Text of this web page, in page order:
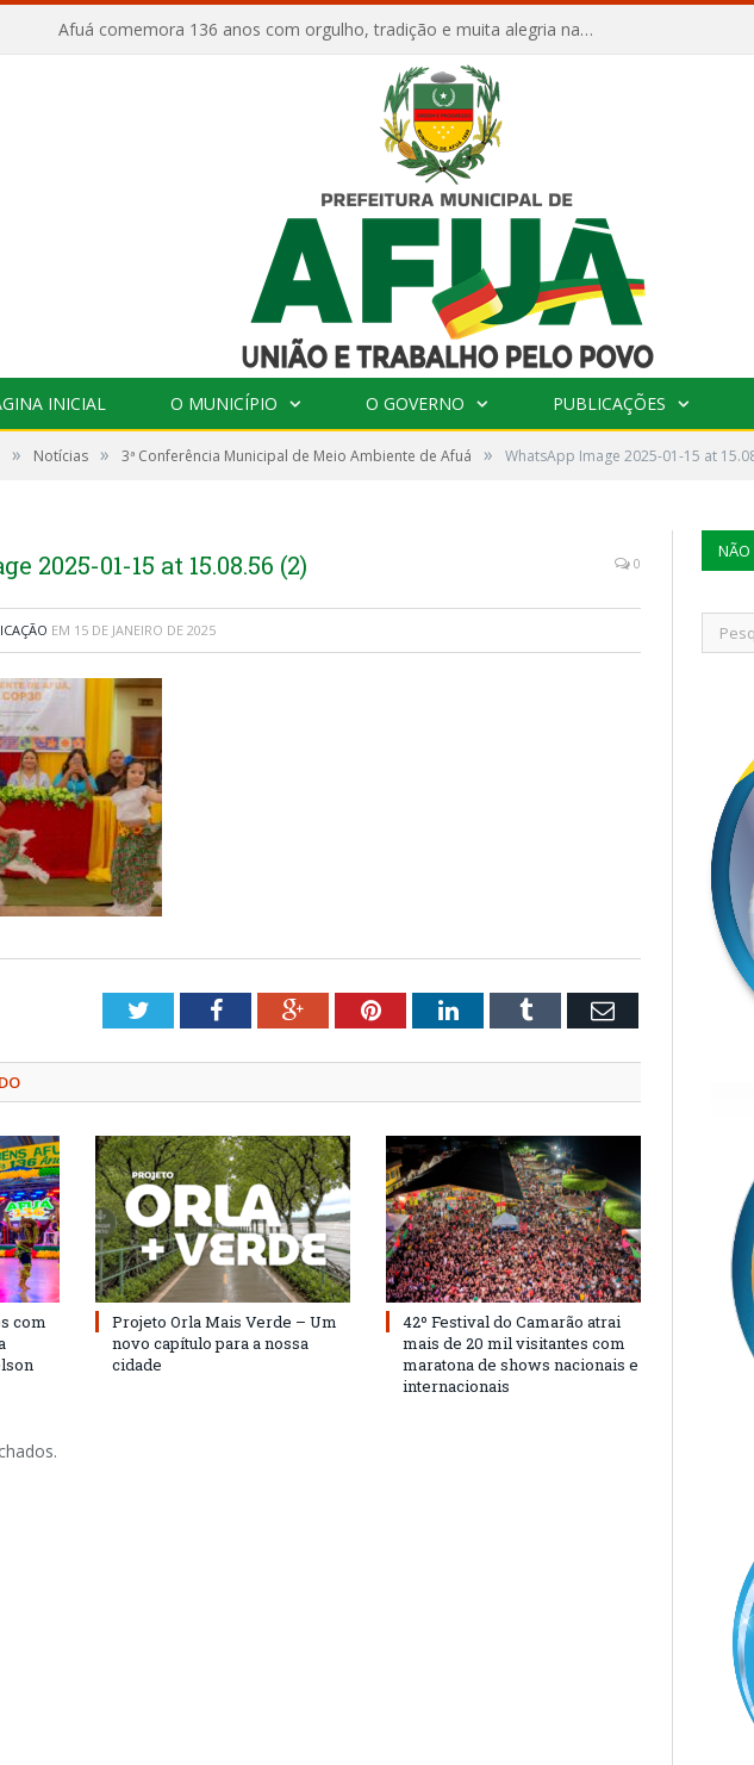
Afuá comemora 136 anos com orgulho, tradição e muita alegria na Quadra Dr. Nelson Salomão
INICIAL O MUNICÍPIO O GOVERNO PUBLICAÇÕES
» Notícias » 3ª Conferência Municipal de Meio Ambiente de Afuá » WhatsApp Image 2025-01-15 at
2025-01-15 at 15.08.56 (2) 0
EM 15 DE JANEIRO DE 2025
TwitterFacebookGoogle+PinterestLinkedInTumblr Email
com
Projeto Orla Mais Verde – Um
novo capítulo para a nossa
cidade
42º Festival do Camarão atrai
mais de 20 mil visitantes com
maratona de shows nacionais e
internacionais
NÃO